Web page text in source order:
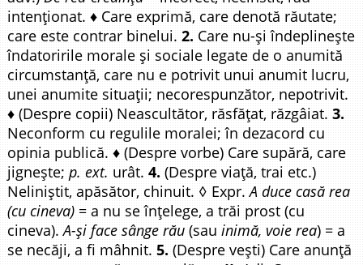
intenționat. ♦ Care exprimă, care denotă răutate;
care este contrar binelui.2. Care nu-și îndeplinește
îndatoririle morale și sociale legate de o anumită
circumstanță, care nu e potrivit unui anumit lucru,
unei anumite situații; necorespunzător, nepotrivit.
♦ (Despre copii) Neascultător, răsfățat, răzgâiat.3.
Neconform cu regulile moralei; în dezacord cu
opinia publică. ♦ (Despre vorbe) Care supără, care
jignește;p. ext. urât.4. (Despre viață, trai etc.)
Neliniștit, apăsător, chinuit. ◊ Expr.A duce casă rea
(cu cineva) = a nu se înțelege, a trăi prost (cu
cineva).A-și face sânge rău (sauinimă, voie rea) = a
se necăji, a fi mâhnit.5. (Despre vești) Care anunță